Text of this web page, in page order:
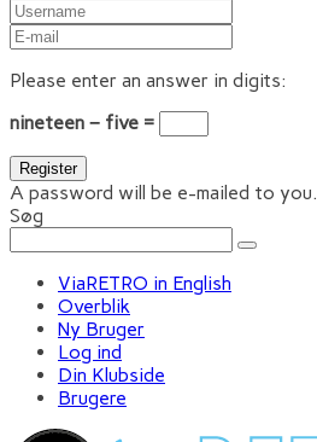
Please enter an answer in digits:
nineteen − five =
A password will be e-mailed to you.
Søg
ViaRETRO in English
Overblik
Ny Bruger
Log ind
Din Klubside
Brugere